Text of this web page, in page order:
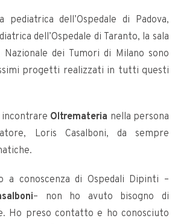
dell’Ospedale di Padova,
dell’Ospedale di Taranto, la sala
Nazionale dei Tumori di Milano sono
progetti realizzati in tutti questi
Oltremateria nella persona
Loris Casalboni, da sempre
a conoscenza di Ospedali Dipinti –
– non ho avuto bisogno di
Ho preso contatto e ho conosciuto